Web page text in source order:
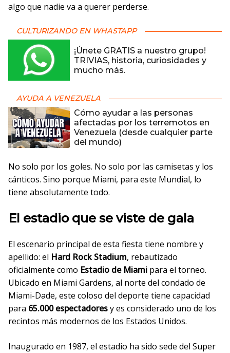
algo que nadie va a querer perderse.
CULTURIZANDO EN WHASTAPP
¡Únete GRATIS a nuestro grupo!
TRIVIAS, historia, curiosidades y
mucho más.
AYUDA A VENEZUELA
Cómo ayudar a las personas
afectadas por los terremotos en
Venezuela (desde cualquier parte
del mundo)
No solo por los goles. No solo por las camisetas y los
cánticos. Sino porque Miami, para este Mundial, lo
tiene absolutamente todo.
El estadio que se viste de gala
El escenario principal de esta fiesta tiene nombre y
apellido: el Hard Rock Stadium, rebautizado
oficialmente como Estadio de Miami para el torneo.
Ubicado en Miami Gardens, al norte del condado de
Miami-Dade, este coloso del deporte tiene capacidad
para 65.000 espectadoresy es considerado uno de los
recintos más modernos de los Estados Unidos.
Inaugurado en 1987, el estadio ha sido sede del Super